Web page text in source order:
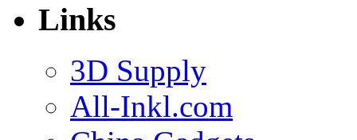
Links
3D Supply
All-Inkl.com